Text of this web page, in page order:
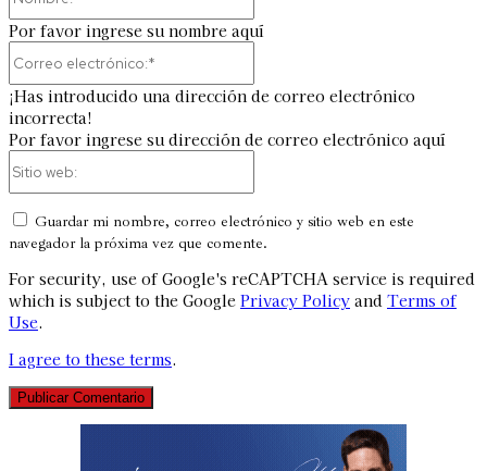
Por favor ingrese su nombre aquí
¡Has introducido una dirección de correo electrónico
incorrecta!
Por favor ingrese su dirección de correo electrónico aquí
Guardar mi nombre, correo electrónico y sitio web en este
navegador la próxima vez que comente.
For security, use of Google's reCAPTCHA service is required
which is subject to the Google Privacy Policy and Terms of
Use.
I agree to these terms.